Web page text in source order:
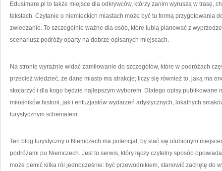
Edusimare.pl to także miejsce dla odkrywców, którzy zanim wyruszą w trasę,
tekstach. Czytanie o niemieckich miastach może być tu formą przygotowania
zwiedzanie. To szczególnie ważne dla osób, które lubią planować z
scenariusz podróży oparty na dobrze opisanych miejscach.
Na stronie wyraźnie widać zamiłowanie do szczegółów, które w podróżach
przecież wiedzieć, że dane miasto ma atrakcje; liczy się również to, jaką ma
skojarzyć i dla kogo będzie najlepszym wyborem. Dlatego opisy publikowane
miłośników historii, jak i entuzjastów wydarzeń artystycznych, lokalnych
turystycznym schematem.
Ten blog turystyczny o Niemczech ma potencjał, by stać się ulubionym
podróżami po Niemczech. Jest to serwis, który łączy czytelny sposób
może pełnić kilka ról jednocześnie: być przewodnikiem, stanowić zachętę do